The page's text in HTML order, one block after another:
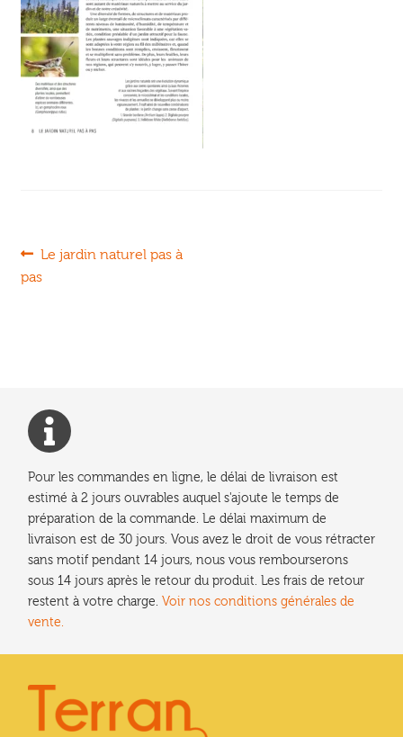
Navigation
de
Article
précédent :
Le jardin naturel pas à
pas
Pour les commandes en ligne, le délai de livraison est
estimé à 2 jours ouvrables auquel s'ajoute le temps de
préparation de la commande. Le délai maximum de
livraison est de 30 jours. Vous avez le droit de vous rétracter
sans motif pendant 14 jours, nous vous rembourserons
sous 14 jours après le retour du produit. Les frais de retour
restent à votre charge. Voir nos conditions générales de
vente.